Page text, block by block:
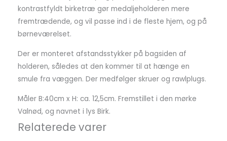
kontrastfyldt birketræ gør medaljeholderen mere
fremtrædende, og vil passe ind i de fleste hjem, og på
børneværelset.
Der er monteret afstandsstykker på bagsiden af
holderen, således at den kommer til at hænge en
smule fra væggen. Der medfølger skruer og rawlplugs.
Måler B:40cm x H: ca. 12,5cm. Fremstillet i den mørke
Valnød, og navnet i lys Birk.
Relaterede varer